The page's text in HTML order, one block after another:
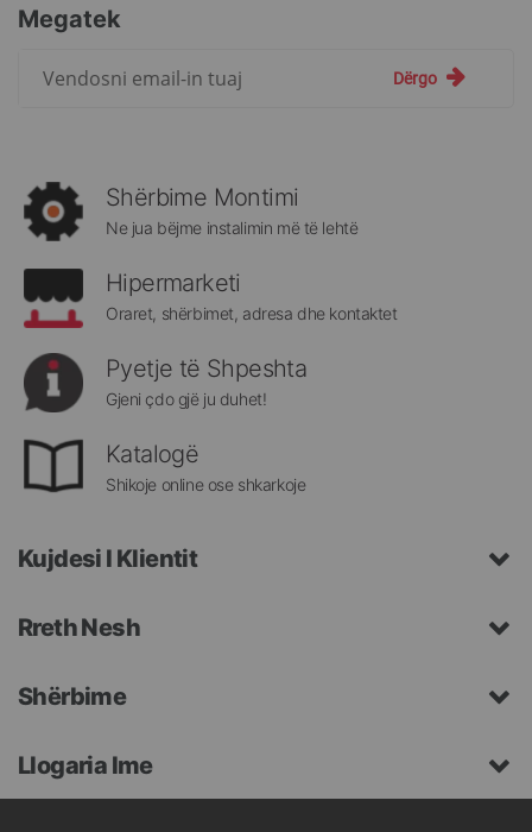
Megatek
rreth
Megatek:
Dërgo
Shërbime Montimi
Ne jua bëjme instalimin më të lehtë
Hipermarketi
Oraret, shërbimet, adresa dhe kontaktet
Pyetje të Shpeshta
Gjeni çdo gjë ju duhet!
Katalogë
Shikoje online ose shkarkoje
Kujdesi I Klientit
Rreth Nesh
Shërbime
Llogaria Ime